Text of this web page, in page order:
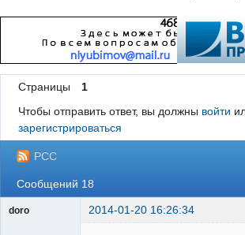
Страницы
1
Чтобы отправить ответ, вы должны войти
зарегистрироваться
РСС
Сообщений 18
doro 2014-01-20 16:26:34